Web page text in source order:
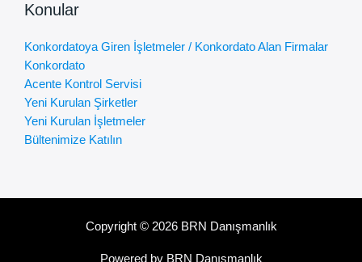
Konular
Konkordatoya Giren İşletmeler / Konkordato Alan Firmalar
Konkordato
Acente Kontrol Servisi
Yeni Kurulan Şirketler
Yeni Kurulan İşletmeler
Bültenimize Katılın
Copyright © 2026 BRN Danışmanlık
Powered by BRN Danışmanlık